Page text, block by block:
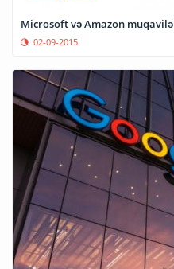
Microsoft və Amazon
02-09-2015